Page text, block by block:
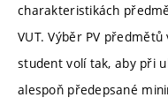
charakteristikách
VUT. Výběr PV
student volí tak, aby při
alespoň předepsané